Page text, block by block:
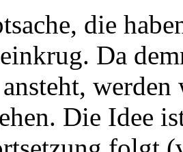
die
Da
Die Idee